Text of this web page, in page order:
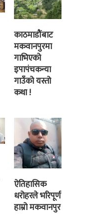
काठमाडौंबाट
मकवानपुरमा
गाभिएको
इपापंचकन्या
गाउँको यस्तो
कथा !
ऐतिहासिक
धरोहरले भरिपूर्ण
हाम्रो मकवानपुर